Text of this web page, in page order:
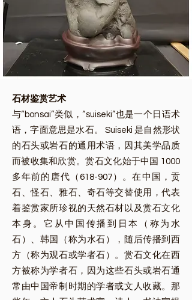
石材鉴赏艺术
与“bonsai”类似，“suiseki”也是一个日语术
语，字面意思是水石。 Suiseki 是自然形状
的石头或岩石的通用术语，因其美学品质
而被收集和欣赏。赏石文化始于中国 1000
多年前的唐代（618-907）。在中国，贡
石、怪石、雅石、奇石等交替使用，代表
着鉴赏家所珍视的天然石材以及赏石文化
本身。它从中国传播到日本（称为水
石）、韩国（称为水石），随后传播到西
方（称为观石或学者石）。赏石文化在西
方被称为学者石，因为这些石头或岩石通
常由中国帝制时期的学者或文人收藏。那